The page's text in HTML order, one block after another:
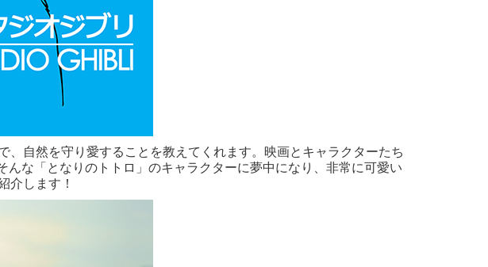
自然を守り愛することを教えてくれます。映画とキャラクターたち
な「となりのトトロ」のキャラクターに夢中になり、非常に可愛い
介します！